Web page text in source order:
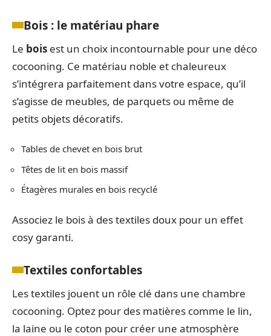
Bois : le matériau phare
Le bois est un choix incontournable pour une déco
cocooning. Ce matériau noble et chaleureux
s’intégrera parfaitement dans votre espace, qu’il
s’agisse de meubles, de parquets ou même de
petits objets décoratifs.
Tables de chevet en bois brut
Têtes de lit en bois massif
Étagères murales en bois recyclé
Associez le bois à des textiles doux pour un effet
cosy garanti.
Textiles confortables
Les textiles jouent un rôle clé dans une chambre
cocooning. Optez pour des matières comme le lin,
la laine ou le coton pour créer une atmosphère